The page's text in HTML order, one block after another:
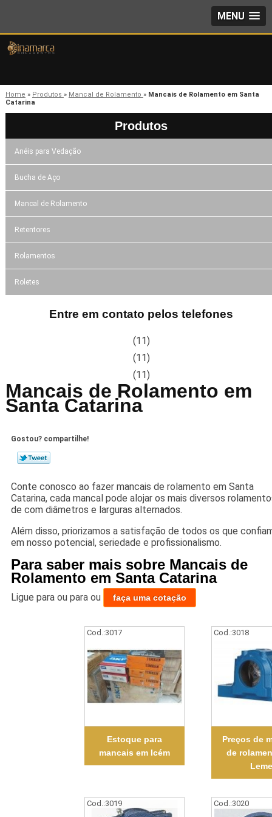
MENU
Home » Produtos » Mancal de Rolamento » Mancais de Rolamento em Santa
Catarina
Produtos
Anéis para Vedação
Bucha de Aço
Mancal de Rolamento
Retentores
Rolamentos
Roletes
Entre em contato pelos telefones
(11)
(11)
(11)
Mancais de Rolamento em
Santa Catarina
Gostou? compartilhe!
Conte conosco ao fazer mancais de rolamento em Santa
Catarina, cada mancal pode alojar os mais diversos
de com diâmetros e larguras alternados.
Além disso, priorizamos a satisfação de todos os que
em nosso potencial, seriedade e profissionalismo.
Para saber mais sobre Mancais de
Rolamento em Santa Catarina
Ligue para ou para ou faça uma cotação
Cod.:3017
Estoque para
mancais em Icém
Cod.:3018
Preços de
de
Leme
Cod.:3019 Cod.:3020